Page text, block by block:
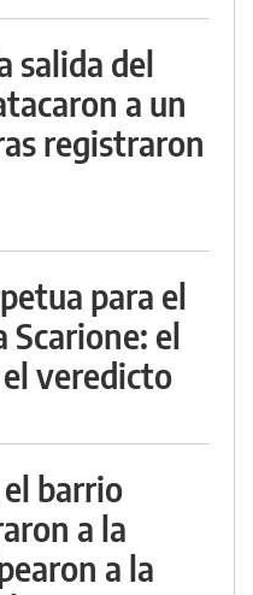
salida del
a un
registraron
para el
Scarione: el
veredicto
barrio
a la
a la